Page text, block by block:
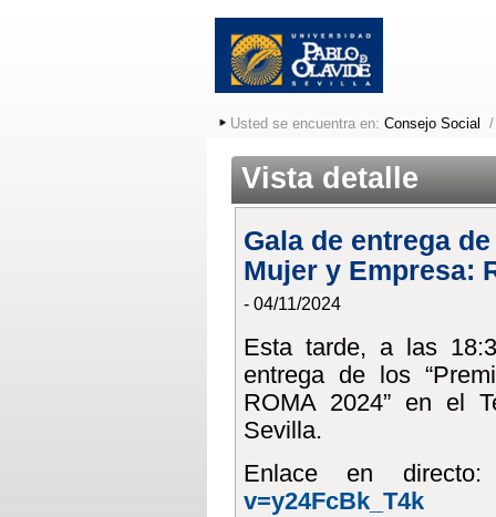
Usted se encuentra en: Consejo Social
Vista detalle
Gala de entrega
Mujer y Empresa:
- 04/11/2024
Esta tarde, a las
entrega de los
ROMA 2024” en el
Sevilla.
Enlace en
v=y24FcBk_T4k